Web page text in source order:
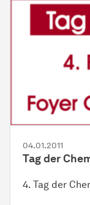
04.01.2011
Tag der
4. Tag der